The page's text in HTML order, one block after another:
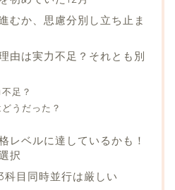
むか、思慮分別し立ち止ま
由は実力不足？それとも別
足？
うだった？
レベルに達しているかも！
択
科目同時並行は厳しい